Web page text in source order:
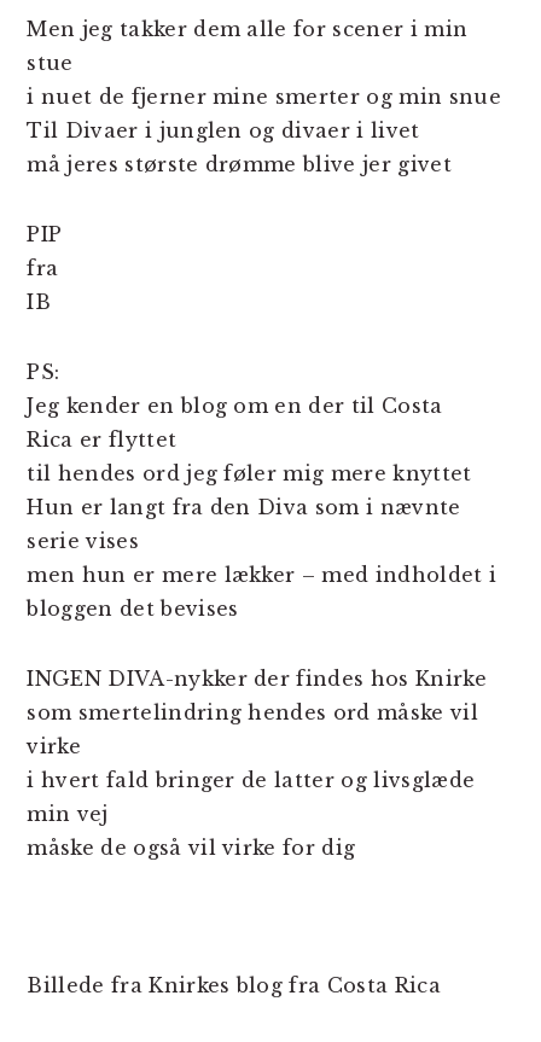
Men jeg takker dem alle for scener i min
stue
i nuet de fjerner mine smerter og min snue
Til Divaer i junglen og divaer i livet
må jeres største drømme blive jer givet
PIP
fra
IB
PS:
Jeg kender en blog om en der til Costa
Rica er flyttet
til hendes ord jeg føler mig mere knyttet
Hun er langt fra den Diva som i nævnte
serie vises
men hun er mere lækker – med indholdet i
bloggen det bevises
INGEN DIVA-nykker der findes hos Knirke
som smertelindring hendes ord måske vil
virke
i hvert fald bringer de latter og livsglæde
min vej
måske de også vil virke for dig
Billede fra Knirkes blog fra Costa Rica